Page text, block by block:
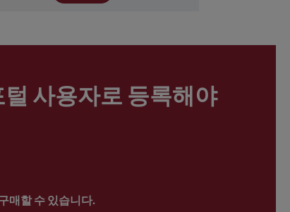
사용자로 등록해야
매할 수 있습니다.